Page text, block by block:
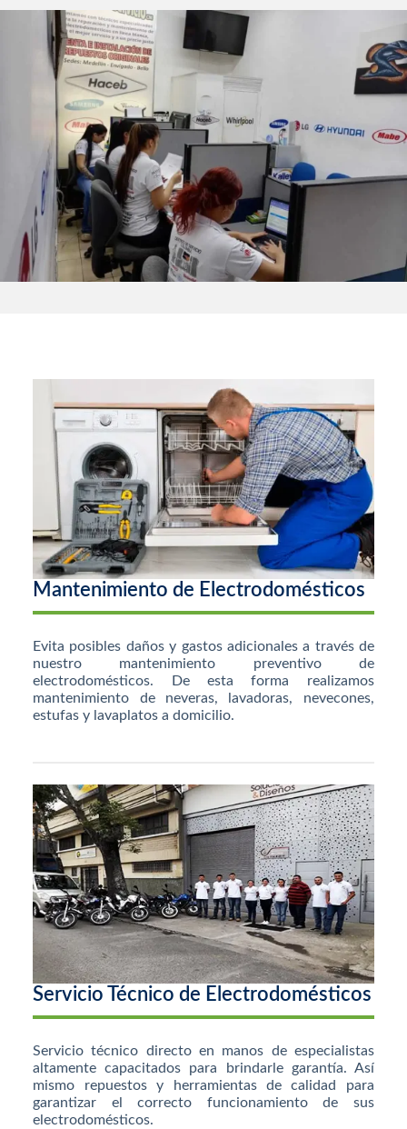
Mantenimiento de Electrodomésticos
Evita posibles daños y gastos adicionales a través de
nuestro mantenimiento preventivo de
electrodomésticos. De esta forma realizamos
mantenimiento de neveras, lavadoras, nevecones,
estufas y lavaplatos a domicilio.
Servicio Técnico de Electrodomésticos
Servicio técnico directo en manos de especialistas
altamente capacitados para brindarle garantía. Así
mismo repuestos y herramientas de calidad para
garantizar el correcto funcionamiento de sus
electrodomésticos.